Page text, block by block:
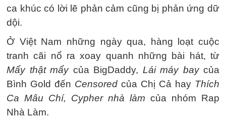
ca khúc có lời lẽ phản cảm cũng bị phản ứng dữ
dội.
Ở Việt Nam những ngày qua, hàng loạt cuộc
tranh cãi nổ ra xoay quanh những bài hát, từ
Mẩy thật mẩycủa BigDaddy, Lái máy bay của
Bình Gold đến Censored của Chị Cả hay Thích
Ca Mâu Chí, Cypher nhà làm của nhóm Rap
Nhà Làm.